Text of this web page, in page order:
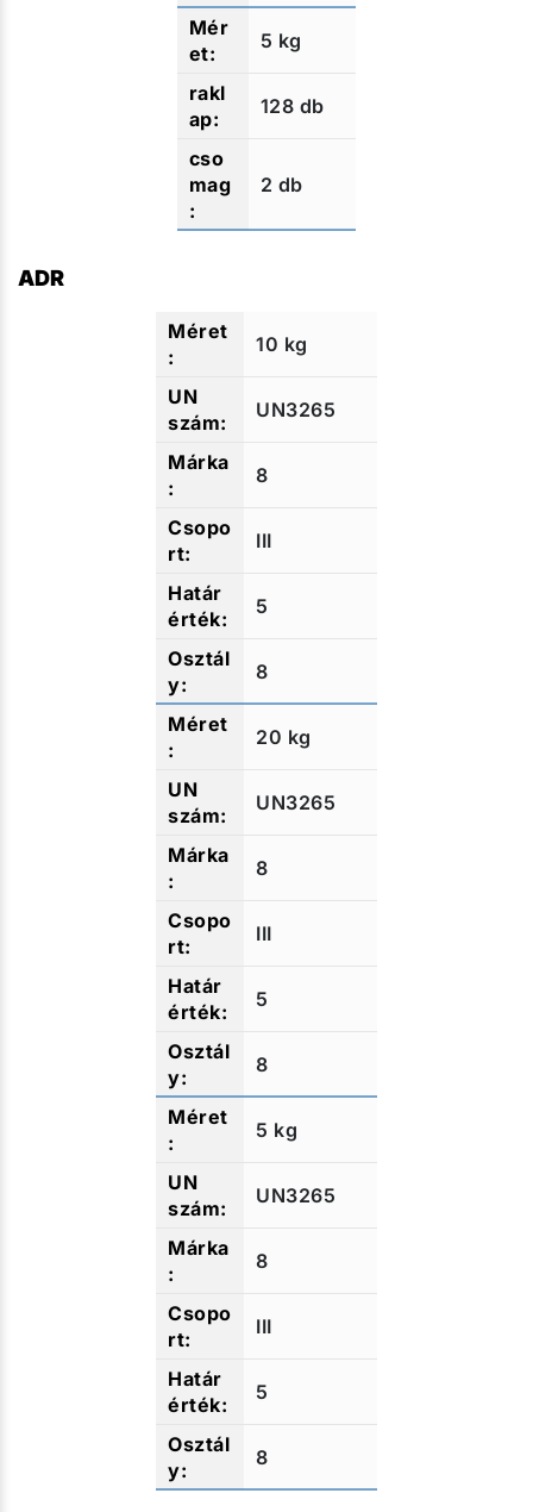
5 kg
128 db
2 db
ADR
10 kg
UN3265
8
III
5
8
20 kg
UN3265
8
III
5
8
5 kg
UN3265
8
III
5
8